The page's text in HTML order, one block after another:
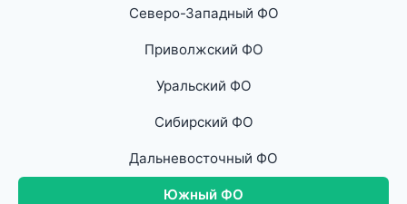
Северо-Западный ФО
Приволжский ФО
Уральский ФО
Сибирский ФО
Дальневосточный ФО
Южный ФО